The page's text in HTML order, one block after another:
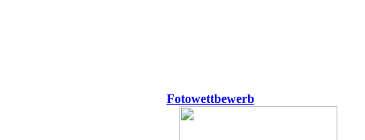
Fotowettbewerb